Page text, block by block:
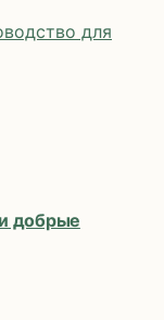
для
добрые